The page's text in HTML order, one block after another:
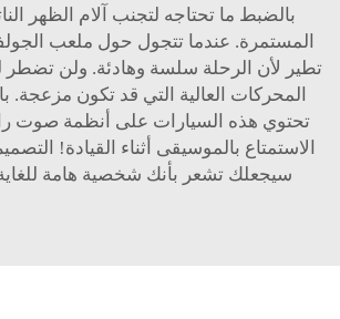
بالضبط ما تحتاجه لتجنب آلام الظهر
المستمرة. عندما تتجول حول ملعب
تطير لأن الرحلة سلسة وهادئة. ولن تضطر
المحركات العالية التي قد تكون مزعجة.
تحتوي هذه السيارات على أنظمة صوت
الاستمتاع بالموسيقى أثناء القيادة!
سيجعلك تشعر بأنك شخصية هامة